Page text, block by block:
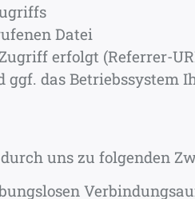
Datei
erfolgt (Referrer-
das Betriebssystem
uns zu folgenden